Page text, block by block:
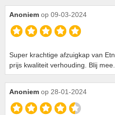
Anoniem op 09-03-2024
Super krachtige afzuigkap van
prijs kwaliteit verhouding. Blij mee.
Anoniem op 28-01-2024